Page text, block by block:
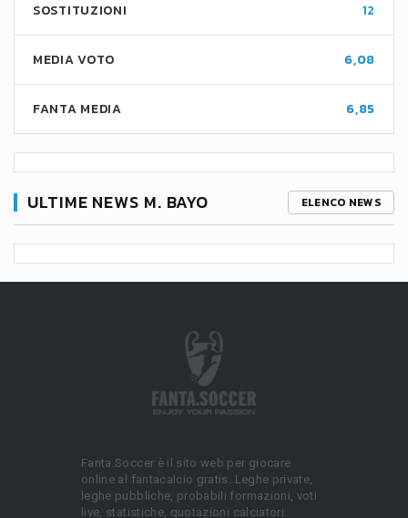
SOSTITUZIONI 12
MEDIA VOTO 6,08
FANTA MEDIA 6,85
ULTIME NEWS M. BAYO ELENCO NEWS
Fanta.Soccer è il sito web per giocare
online al fantacalcio gratis. Leghe private,
leghe pubbliche, probabili formazioni, voti
live, statistiche, quotazioni calciatori.